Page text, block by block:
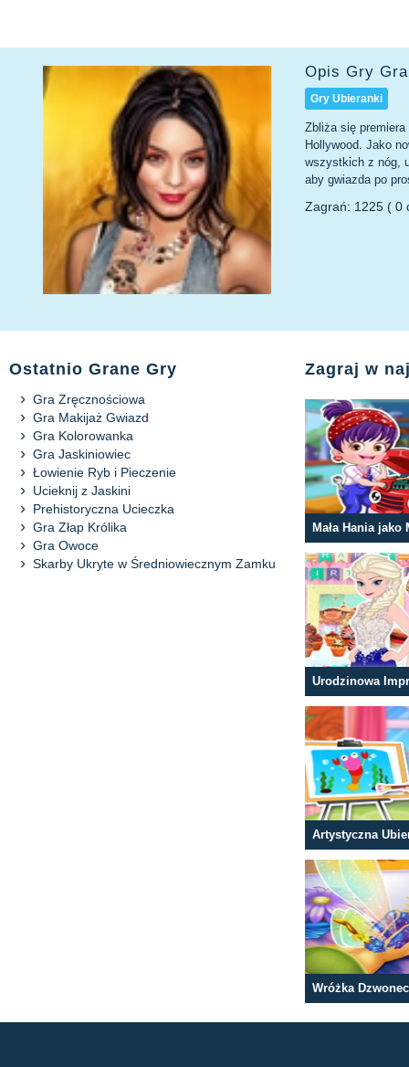
Opis Gry
Gry Ubieranki
Zbliża się
Hollywood. Jako
wszystkich z nóg,
aby gwiazda po
Zagrań: 1225 ( 0
Ostatnio Grane Gry
Gra Zręcznościowa
Gra Makijaż Gwiazd
Gra Kolorowanka
Gra Jaskiniowiec
Łowienie Ryb i Pieczenie
Ucieknij z Jaskini
Prehistoryczna Ucieczka
Gra Złap Królika
Gra Owoce
Skarby Ukryte w Średniowiecznym Zamku
Zagraj w
Wróżka